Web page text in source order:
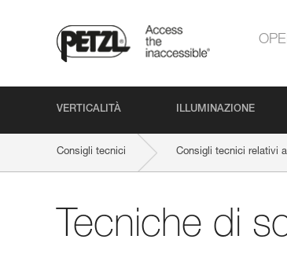
VERTICALITÀ ILLUMINAZIONE
Consigli tecnici Consigli tecnici relativi
Tecniche di